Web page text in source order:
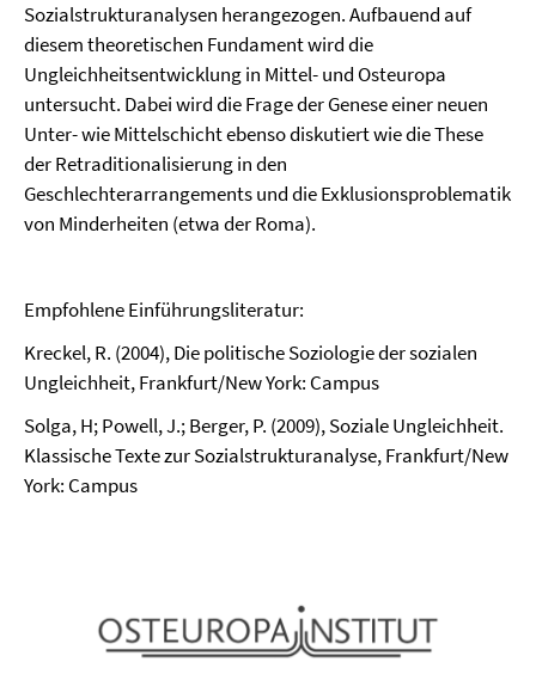
Sozialstrukturanalysen herangezogen. Aufbauend auf
diesem theoretischen Fundament wird die
Ungleichheitsentwicklung in Mittel- und Osteuropa
untersucht. Dabei wird die Frage der Genese einer neuen
Unter- wie Mittelschicht ebenso diskutiert wie die These
der Retraditionalisierung in den
Geschlechterarrangements und die Exklusionsproblematik
von Minderheiten (etwa der Roma).
Empfohlene Einführungsliteratur:
Kreckel, R. (2004), Die politische Soziologie der sozialen
Ungleichheit, Frankfurt/New York: Campus
Solga, H; Powell, J.; Berger, P. (2009), Soziale Ungleichheit.
Klassische Texte zur Sozialstrukturanalyse, Frankfurt/New
York: Campus